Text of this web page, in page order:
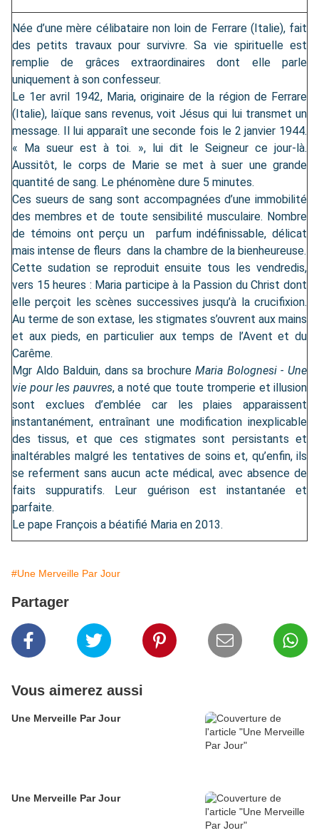
Née d’une mère célibataire non loin de Ferrare (Italie), fait
des petits travaux pour survivre. Sa vie spirituelle est
remplie de grâces extraordinaires dont elle parle
uniquement à son confesseur.
Le 1er avril 1942, Maria, originaire de la région de Ferrare
(Italie), laïque sans revenus, voit Jésus qui lui transmet un
message. Il lui apparaît une seconde fois le 2 janvier 1944.
« Ma sueur est à toi. », lui dit le Seigneur ce jour-là.
Aussitôt, le corps de Marie se met à suer une grande
quantité de sang. Le phénomène dure 5 minutes.
Ces sueurs de sang sont accompagnées d’une immobilité
des membres et de toute sensibilité musculaire. Nombre
de témoins ont perçu un parfum indéfinissable, délicat
mais intense de fleurs dans la chambre de la bienheureuse.
Cette sudation se reproduit ensuite tous les vendredis,
vers 15 heures : Maria participe à la Passion du Christ dont
elle perçoit les scènes successives jusqu’à la crucifixion.
Au terme de son extase, les stigmates s’ouvrent aux mains
et aux pieds, en particulier aux temps de l’Avent et du
Carême.
Mgr Aldo Balduin, dans sa brochureMaria Bolognesi - Une
vie pour les pauvres, a noté que toute tromperie et illusion
sont exclues d’emblée car les plaies apparaissent
instantanément, entraînant une modification inexplicable
des tissus, et que ces stigmates sont persistants et
inaltérables malgré les tentatives de soins et, qu’enfin, ils
se referment sans aucun acte médical, avec absence de
faits suppuratifs. Leur guérison est instantanée et
parfaite.
Le pape François a béatifié Maria en 2013.
#Une Merveille Par Jour
Partager
Vous aimerez aussi
Une Merveille Par Jour
Une Merveille Par Jour